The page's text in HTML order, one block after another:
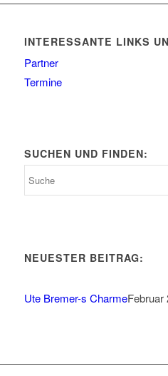
INTERESSANTE LINKS
Partner
Termine
SUCHEN UND FINDEN:
NEUESTER BEITRAG:
Ute Bremer-s CharmeFebruar